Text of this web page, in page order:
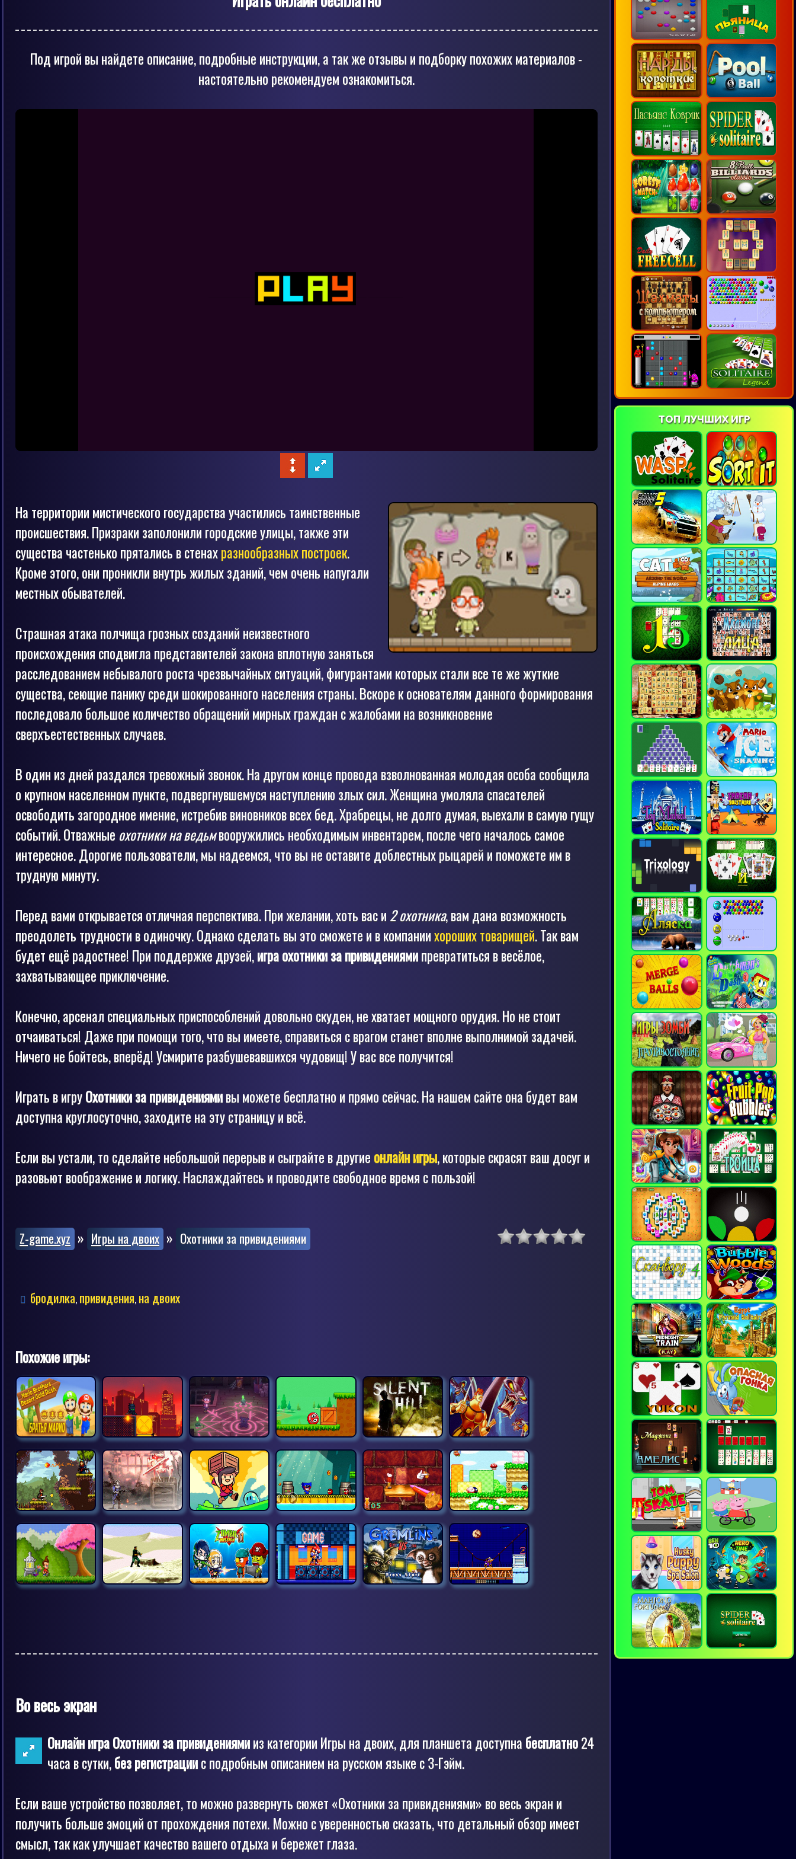
Под игрой вы найдете описание, подробные инструкции, а так же отзывы и подборку похожих материалов -
настоятельно рекомендуем ознакомиться.
На территории мистического государства участились таинственные
происшествия. Призраки заполонили городские улицы, также эти
существа частенько прятались в стенахразнообразных построек.
Кроме этого, они проникли внутрь жилых зданий, чем очень напугали
местных обывателей.
Страшная атака полчища грозных созданий неизвестного
происхождения сподвигла представителей закона вплотную заняться
расследованием небывалого роста чрезвычайных ситуаций, фигурантами которых стали все те же жуткие
существа, сеющие панику среди шокированного населения страны. Вскоре к основателям данного формирования
последовало большое количество обращений мирных граждан с жалобами на возникновение
сверхъестественных случаев.
В один из дней раздался тревожный звонок. На другом конце провода взволнованная молодая особа сообщила
о крупном населенном пункте, подвергнувшемуся наступлению злых сил. Женщина умоляла спасателей
освободить загородное имение, истребив виновников всех бед. Храбрецы, не долго думая, выехали в самую гущу
событий. Отважные охотники на ведьмвооружились необходимым инвентарем, после чего началось самое
интересное. Дорогие пользователи, мы надеемся, что вы не оставите доблестных рыцарей и поможете им в
трудную минуту.
Перед вами открывается отличная перспектива. При желании, хоть вас и 2 охотника, вам дана возможность
преодолеть трудности в одиночку. Однако сделать вы это сможете и в компаниихороших товарищей. Так вам
будет ещё радостнее! При поддержке друзей,игра охотники за привидениямипревратиться в весёлое,
захватывающее приключение.
Конечно, арсенал специальных приспособлений довольно скуден, не хватает мощного орудия. Но не стоит
отчаиваться! Даже при помощи того, что вы имеете, справиться с врагом станет вполне выполнимой задачей.
Ничего не бойтесь, вперёд! Усмирите разбушевавшихся чудовищ! У вас все получится!
Играть в игруОхотники за привидениямивы можете бесплатно и прямо сейчас. На нашем сайте она будет вам
доступна круглосуточно, заходите на эту страницу и всё.
Если вы устали, то сделайте небольшой перерыв и сыграйте в другие онлайн игры, которые скрасят ваш досуг и
разовьют воображение и логику. Наслаждайтесь и проводите свободное время с пользой!
Z-game.xyz » Игры на двоих » Охотники за привидениями
бродилка, привидения, на двоих
Похожие игры:
Во весь экран
Онлайн игра Охотники за привидениямииз категории Игры на двоих, для планшета доступна бесплатно24
часа в сутки,без регистрациис подробным описанием на русском языке с З-Гэйм.
Если ваше устройство позволяет, то можно развернуть сюжет «Охотники за привидениями» во весь экран и
получить больше эмоций от прохождения потехи. Можно с уверенностью сказать, что детальный обзор имеет
смысл, так как улучшает качество вашего отдыха и бережет глаза.
ТОП ЛУЧШИХ ИГР